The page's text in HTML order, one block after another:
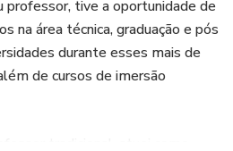
professor, tive a oportunidade de
na área técnica, graduação e pós
durante esses mais de
de cursos de imersão